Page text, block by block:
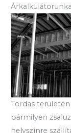
Tordas területén
bármilyen
helyszínre